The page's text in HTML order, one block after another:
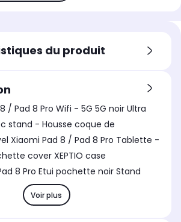
du produit
- 5G 5G noir Ultra
stand - Housse coque de
Pad 8 / Pad 8 Pro Tablette -
cover XEPTIO case
Xiaomi Pad 8 / Pad 8 Pro Etui pochette noir Stand
Voir plus